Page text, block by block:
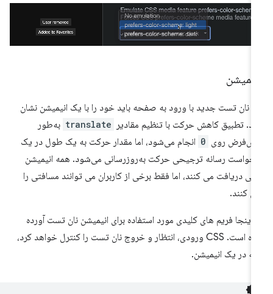
نان تست جدید با ورود به صفحه باید خود را با یک انیمیشن نشان
تطبیق کاهش حرکت با تنظیم مقادیر translate به‌طور
روی 0 انجام می‌شود، اما مقدار حرکت به یک طول در یک
رسانه ترجیحی حرکت به‌روزرسانی می‌شود. همه انیمیشن
دریافت می کنند، اما فقط برخی از کاربران می توانند مسافتی را
کنند.
اینجا فریم های کلیدی مورد استفاده برای انیمیشن نان تست آورده
شده است. CSS ورودی، انتظار و خروج نان تست را کنترل خواهد کرد،
در یک انیمیشن.